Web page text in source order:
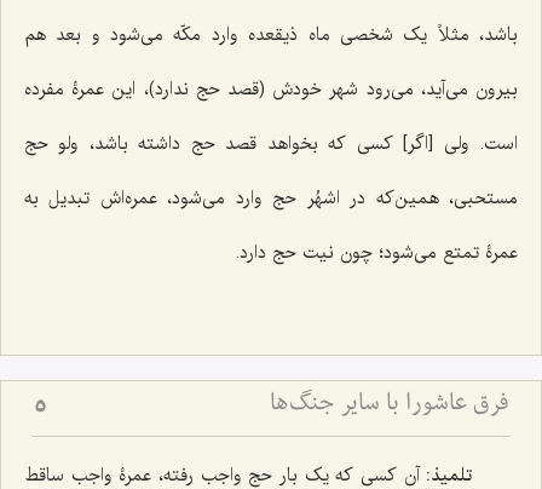
باشد، مثلاً یک شخصی ماه ذیقعده وارد مکّه می‌شود و بعد هم
بیرون می‌آید، می‌رود شهر خودش (قصد حج ندارد)، این عمرۀ مفرده
است. ولی [اگر] کسی که بخواهد قصد حج داشته باشد، ولو حج
مستحبی، همین‌که در اشهُر حج وارد می‌شود، عمره‌اش تبدیل به
عمرۀ تمتع می‌شود؛ چون نیت حج دارد.
فرق عاشورا با سایر جنگ‌ها 5
تلمیذ: آن کسی که یک بار حج واجب رفته، عمرۀ واجب ساقط